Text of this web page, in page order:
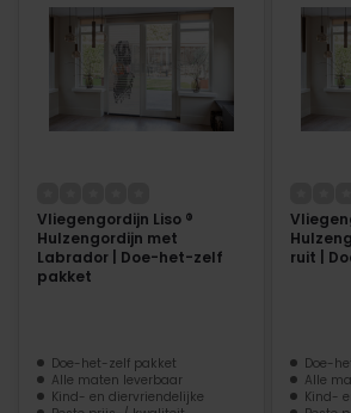
Vliegengordijn Liso ®
Hulzengordijn met
Labrador | Doe-het-zelf
pakket
Doe-het-zelf pakket
Alle maten leverbaar
Kind- en diervriendelijke
ruit |
Doe-
Alle
Kind-